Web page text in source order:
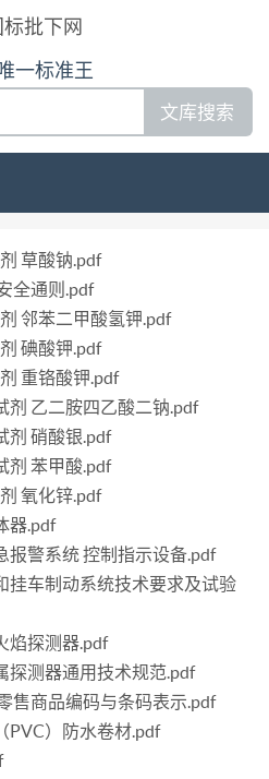
一标准王
文库搜索
草酸钠.pdf
全通则.pdf
邻苯二甲酸氢钾.pdf
碘酸钾.pdf
重铬酸钾.pdf
剂 乙二胺四乙酸二钠.pdf
剂 硝酸银.pdf
剂 苯甲酸.pdf
氧化锌.pdf
器.pdf
报警系统 控制指示设备.pdf
挂车制动系统技术要求及试验
焰探测器.pdf
探测器通用技术规范.pdf
售商品编码与条码表示.pdf
PVC）防水卷材.pdf